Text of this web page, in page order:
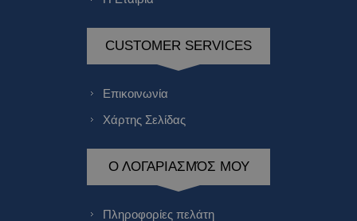
CUSTOMER SERVICES
Επικοινωνία
Χάρτης Σελίδας
Ο ΛΟΓΑΡΙΑΣΜΌΣ ΜΟΥ
Πληροφορίες πελάτη